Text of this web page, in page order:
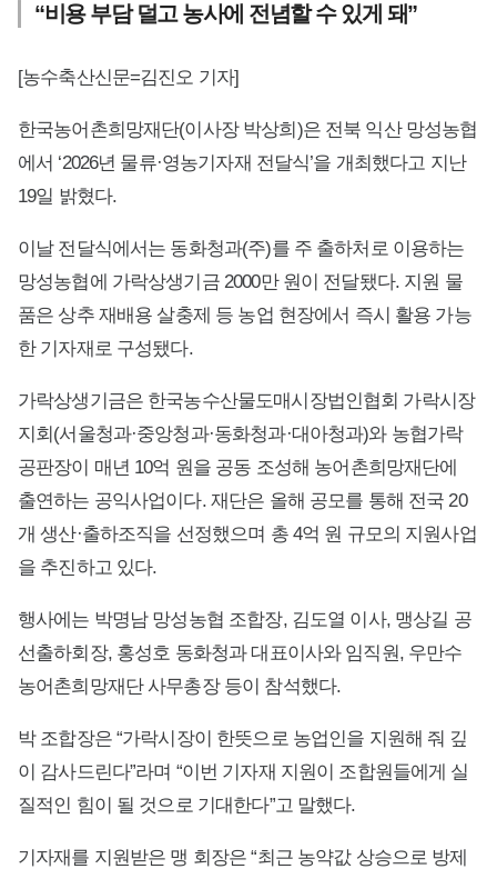
“비용 부담 덜고 농사에 전념할 수 있게 돼”
[농수축산신문=김진오 기자]
한국농어촌희망재단(이사장 박상희)은 전북 익산 망성농협
에서 ‘2026년 물류·영농기자재 전달식’을 개최했다고 지난
19일 밝혔다.
이날 전달식에서는 동화청과(주)를 주 출하처로 이용하는
망성농협에 가락상생기금 2000만 원이 전달됐다. 지원 물
품은 상추 재배용 살충제 등 농업 현장에서 즉시 활용 가능
한 기자재로 구성됐다.
가락상생기금은 한국농수산물도매시장법인협회 가락시장
지회(서울청과·중앙청과·동화청과·대아청과)와 농협가락
공판장이 매년 10억 원을 공동 조성해 농어촌희망재단에
출연하는 공익사업이다. 재단은 올해 공모를 통해 전국 20
개 생산·출하조직을 선정했으며 총 4억 원 규모의 지원사업
을 추진하고 있다.
행사에는 박명남 망성농협 조합장, 김도열 이사, 맹상길 공
선출하회장, 홍성호 동화청과 대표이사와 임직원, 우만수
농어촌희망재단 사무총장 등이 참석했다.
박 조합장은 “가락시장이 한뜻으로 농업인을 지원해 줘 깊
이 감사드린다”라며 “이번 기자재 지원이 조합원들에게 실
질적인 힘이 될 것으로 기대한다”고 말했다.
기자재를 지원받은 맹 회장은 “최근 농약값 상승으로 방제